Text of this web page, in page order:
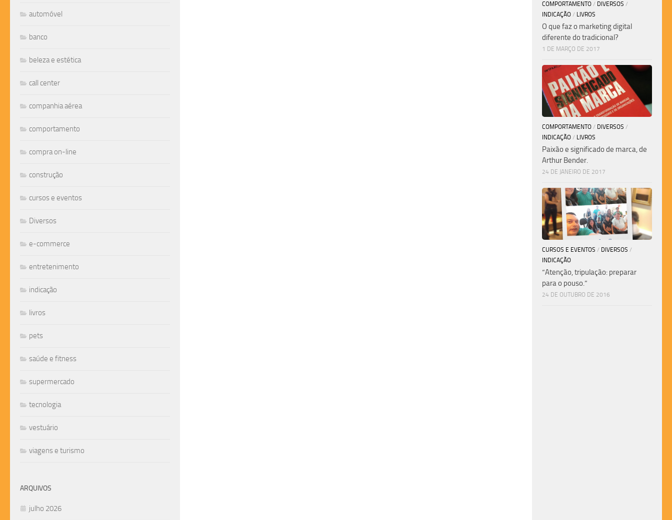
automóvel
banco
beleza e estética
call center
companhia aérea
comportamento
compra on-line
construção
cursos e eventos
Diversos
e-commerce
entretenimento
indicação
livros
pets
saúde e fitness
supermercado
tecnologia
vestuário
viagens e turismo
ARQUIVOS
julho 2026
COMPORTAMENTO / DIVERSOS /
INDICAÇÃO / LIVROS
O que faz o marketing digital
diferente do tradicional?
1 DE MARÇO DE 2017
COMPORTAMENTO / DIVERSOS /
INDICAÇÃO / LIVROS
Paixão e significado de marca, de
Arthur Bender.
24 DE JANEIRO DE 2017
CURSOS E EVENTOS / DIVERSOS /
INDICAÇÃO
“Atenção, tripulação: preparar
para o pouso.”
24 DE OUTUBRO DE 2016